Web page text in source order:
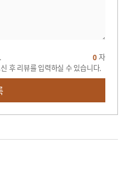
후 리뷰를 입력하실 수 있습니다.
0 자